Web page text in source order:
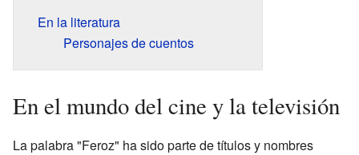
En la literatura
Personajes de cuentos
En el mundo del cine y la televisión
La palabra "Feroz" ha sido parte de títulos y nombres